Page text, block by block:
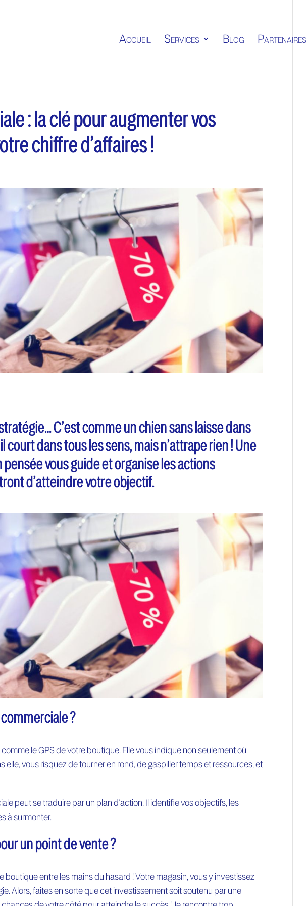
Accueil Services Blog Partenaires
: la clé pour augmenter vos
chiffre d’affaires !
C’est comme un chien sans laisse dans
court dans tous les sens, mais n’attrape rien ! Une
vous guide et organise les actions
d’atteindre votre objectif.
?
le GPS de votre boutique. Elle vous indique non seulement où
elle, vous risquez de tourner en rond, de gaspiller temps et ressources, et
peut se traduire par un plan d’action. Il identifie vos objectifs, les
à surmonter.
un point de vente ?
boutique entre les mains du hasard ! Votre magasin, vous y investissez
Alors, faites en sorte que cet investissement soit soutenu par une